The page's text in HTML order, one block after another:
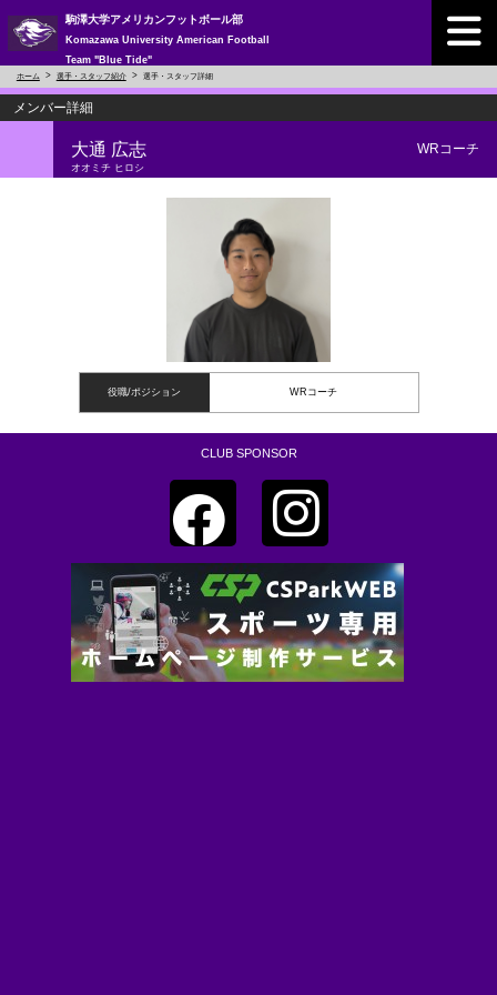
駒澤大学アメリカンフットボール部
Komazawa University American Football
Team "Blue Tide"
ホーム 選手・スタッフ紹介 選手・スタッフ詳細
メンバー詳細
大通 広志
オオミチ ヒロシ
WRコーチ
役職/ポジション WRコーチ
CLUB SPONSOR